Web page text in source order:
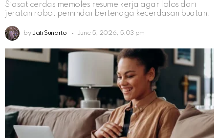
Siasat cerdas memoles resume kerja agar lolos dari
jeratan robot pemindai bertenaga kecerdasan buatan.
by Jati Sunarto June 5, 2026, 5:03 pm